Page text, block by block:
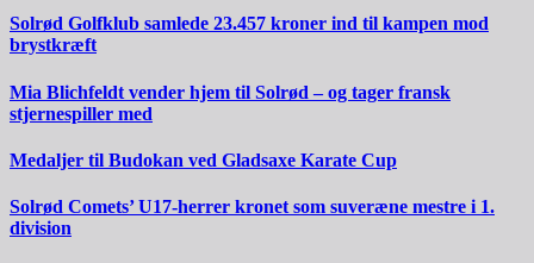
Solrød Golfklub samlede 23.457 kroner ind til kampen mod
brystkræft
Mia Blichfeldt vender hjem til Solrød – og tager fransk
stjernespiller med
Medaljer til Budokan ved Gladsaxe Karate Cup
Solrød Comets’ U17-herrer kronet som suveræne mestre i 1.
division